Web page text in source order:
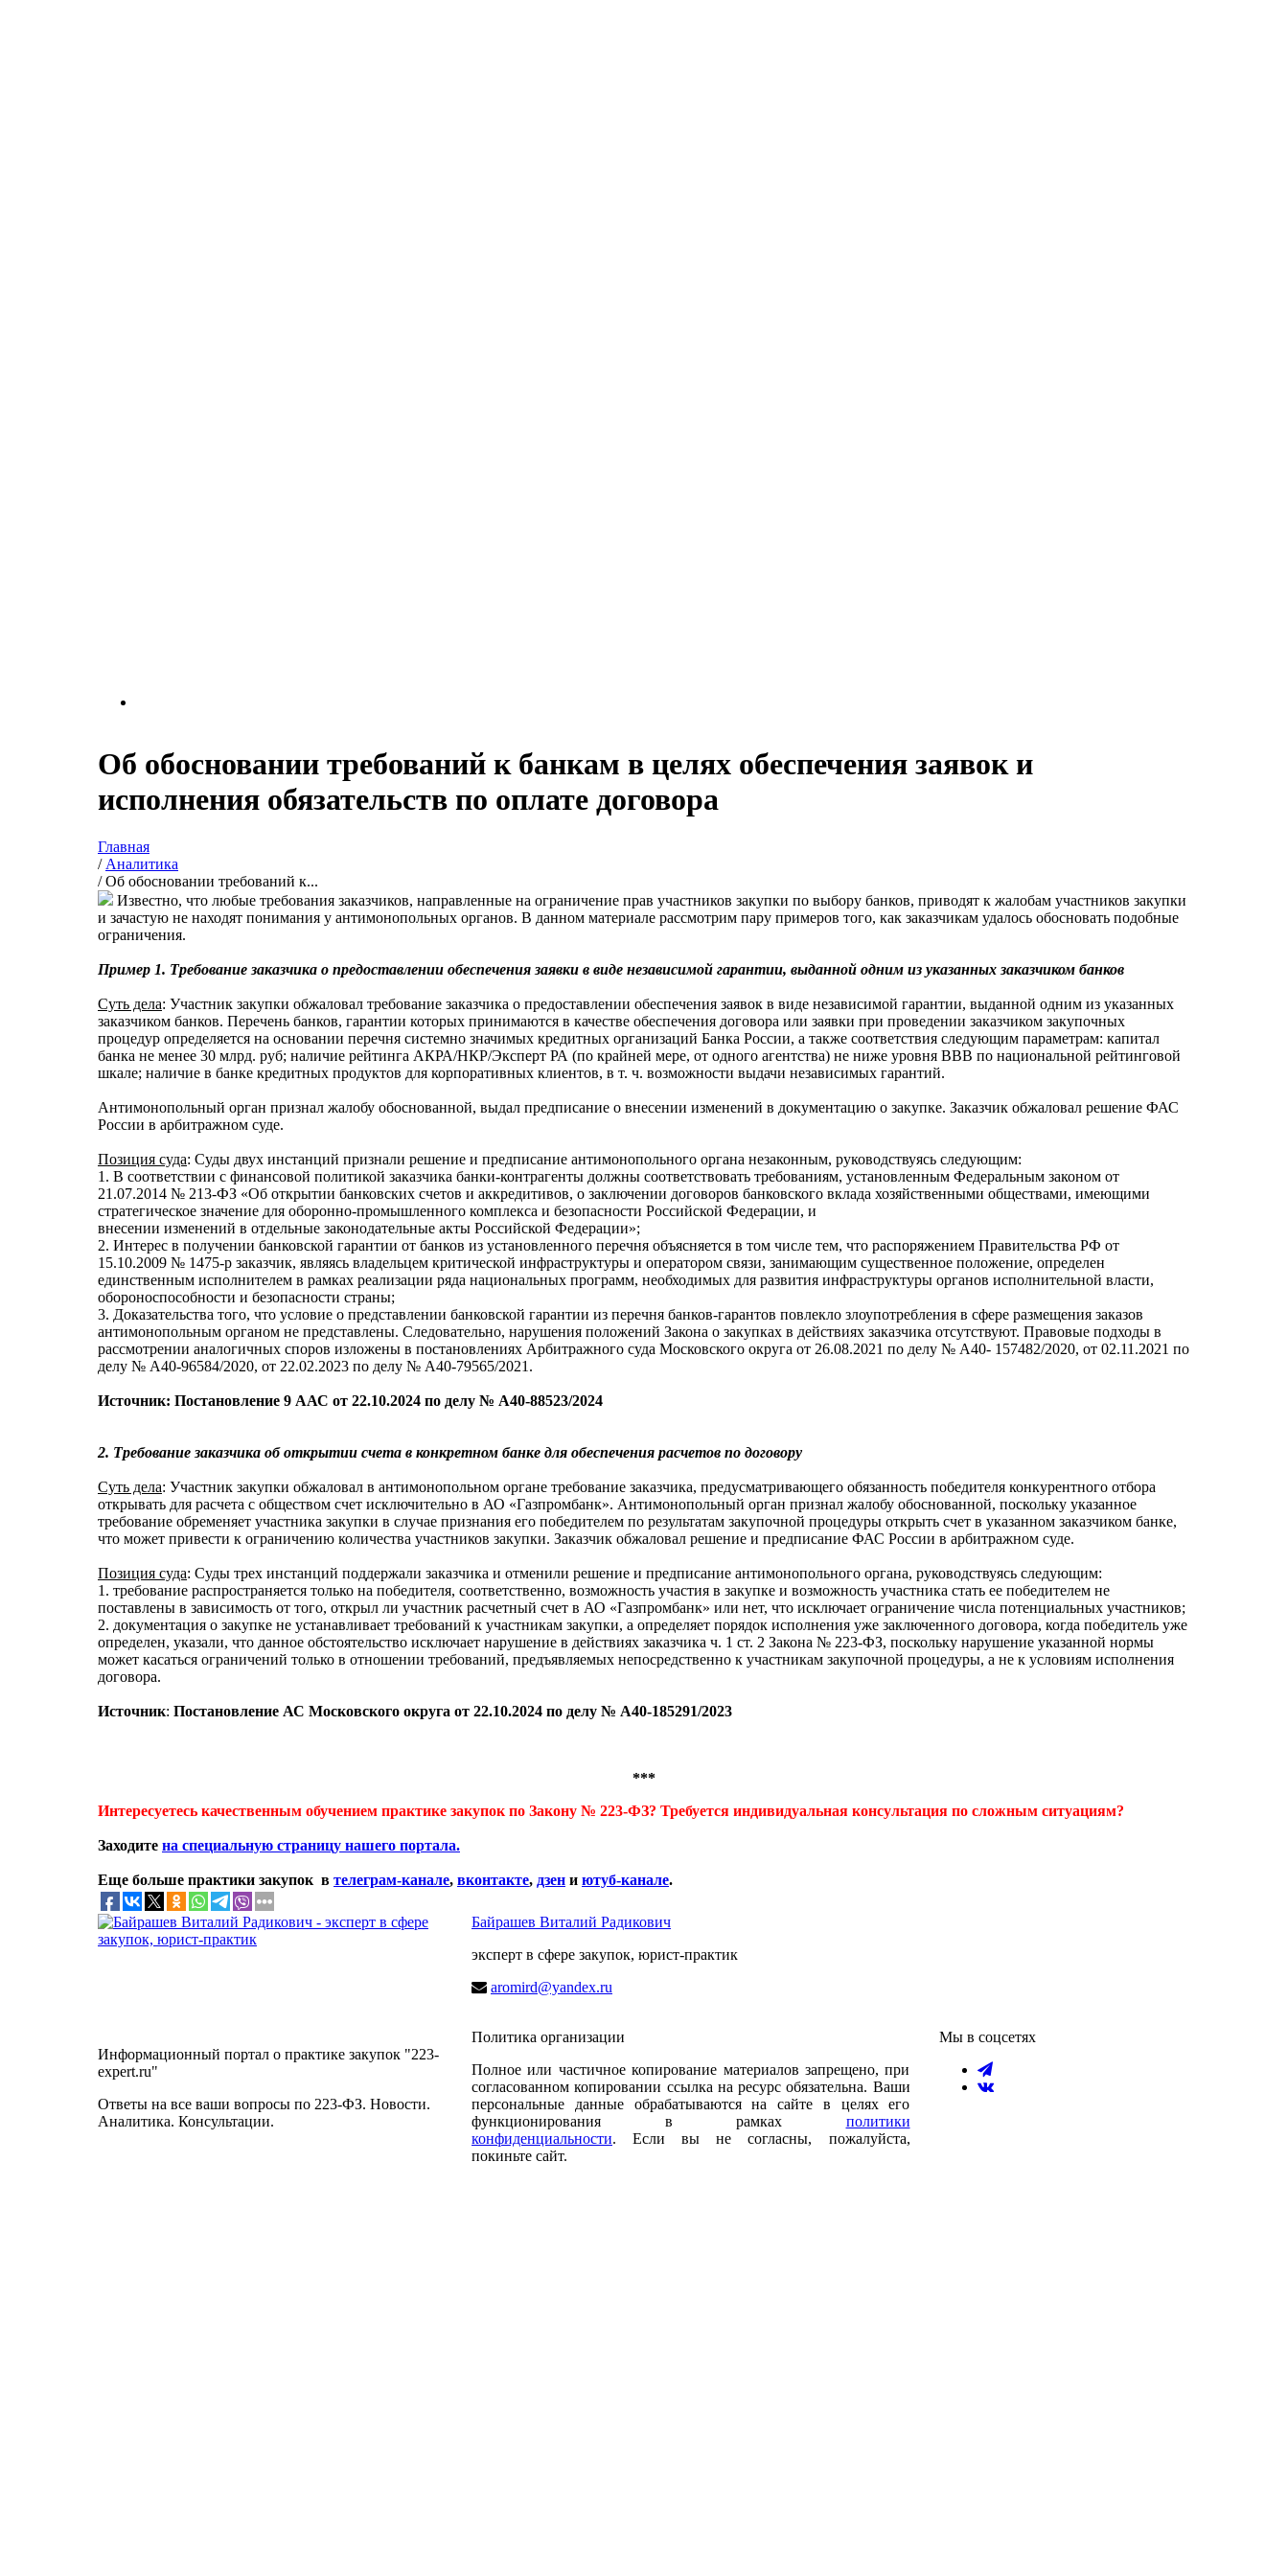
Об обосновании требований к банкам в целях обеспечения заявок и
исполнения обязательств по оплате договора
Главная
/ Аналитика
/ Об обосновании требований к...
Известно, что любые требования заказчиков, направленные на ограничение прав участников закупки по выбору банков, приводят к жалобам участников закупки
и зачастую не находят понимания у антимонопольных органов. В данном материале рассмотрим пару примеров того, как заказчикам удалось обосновать подобные
ограничения.
Пример 1. Требование заказчика о предоставлении обеспечения заявки в виде независимой гарантии, выданной одним из указанных заказчиком банков
Суть дела: Участник закупки обжаловал требование заказчика о предоставлении обеспечения заявок в виде независимой гарантии, выданной одним из указанных
заказчиком банков. Перечень банков, гарантии которых принимаются в качестве обеспечения договора или заявки при проведении заказчиком закупочных
процедур определяется на основании перечня системно значимых кредитных организаций Банка России, а также соответствия следующим параметрам: капитал
банка не менее 30 млрд. руб; наличие рейтинга АКРА/НКР/Эксперт РА (по крайней мере, от одного агентства) не ниже уровня ВВВ по национальной рейтинговой
шкале; наличие в банке кредитных продуктов для корпоративных клиентов, в т. ч. возможности выдачи независимых гарантий.
Антимонопольный орган признал жалобу обоснованной, выдал предписание о внесении изменений в документацию о закупке. Заказчик обжаловал решение ФАС
России в арбитражном суде.
Позиция суда: Суды двух инстанций признали решение и предписание антимонопольного органа незаконным, руководствуясь следующим:
1. В соответствии с финансовой политикой заказчика банки-контрагенты должны соответствовать требованиям, установленным Федеральным законом от
21.07.2014 № 213-ФЗ «Об открытии банковских счетов и аккредитивов, о заключении договоров банковского вклада хозяйственными обществами, имеющими
стратегическое значение для оборонно-промышленного комплекса и безопасности Российской Федерации, и
внесении изменений в отдельные законодательные акты Российской Федерации»;
2. Интерес в получении банковской гарантии от банков из установленного перечня объясняется в том числе тем, что распоряжением Правительства РФ от
15.10.2009 № 1475-р заказчик, являясь владельцем критической инфраструктуры и оператором связи, занимающим существенное положение, определен
единственным исполнителем в рамках реализации ряда национальных программ, необходимых для развития инфраструктуры органов исполнительной власти,
обороноспособности и безопасности страны;
3. Доказательства того, что условие о представлении банковской гарантии из перечня банков-гарантов повлекло злоупотребления в сфере размещения заказов
антимонопольным органом не представлены. Следовательно, нарушения положений Закона о закупках в действиях заказчика отсутствуют. Правовые подходы в
рассмотрении аналогичных споров изложены в постановлениях Арбитражного суда Московского округа от 26.08.2021 по делу № А40- 157482/2020, от 02.11.2021 по
делу № А40-96584/2020, от 22.02.2023 по делу № А40-79565/2021.
Источник: Постановление 9 ААС от 22.10.2024 по делу № А40-88523/2024
2. Требование заказчика об открытии счета в конкретном банке для обеспечения расчетов по договору
Суть дела: Участник закупки обжаловал в антимонопольном органе требование заказчика, предусматривающего обязанность победителя конкурентного отбора
открывать для расчета с обществом счет исключительно в АО «Газпромбанк». Антимонопольный орган признал жалобу обоснованной, поскольку указанное
требование обременяет участника закупки в случае признания его победителем по результатам закупочной процедуры открыть счет в указанном заказчиком банке,
что может привести к ограничению количества участников закупки. Заказчик обжаловал решение и предписание ФАС России в арбитражном суде.
Позиция суда: Суды трех инстанций поддержали заказчика и отменили решение и предписание антимонопольного органа, руководствуясь следующим:
1. требование распространяется только на победителя, соответственно, возможность участия в закупке и возможность участника стать ее победителем не
поставлены в зависимость от того, открыл ли участник расчетный счет в АО «Газпромбанк» или нет, что исключает ограничение числа потенциальных участников;
2. документация о закупке не устанавливает требований к участникам закупки, а определяет порядок исполнения уже заключенного договора, когда победитель уже
определен, указали, что данное обстоятельство исключает нарушение в действиях заказчика ч. 1 ст. 2 Закона № 223-ФЗ, поскольку нарушение указанной нормы
может касаться ограничений только в отношении требований, предъявляемых непосредственно к участникам закупочной процедуры, а не к условиям исполнения
договора.
Источник: Постановление АС Московского округа от 22.10.2024 по делу № А40-185291/2023
***
Интересуетесь качественным обучением практике закупок по Закону № 223-ФЗ? Требуется индивидуальная консультация по сложным ситуациям?
Заходите на специальную страницу нашего портала.
Еще больше практики закупок в телеграм-канале, вконтакте, дзен и ютуб-канале.
Байрашев Виталий Радикович
эксперт в сфере закупок, юрист-практик
aromird@yandex.ru
Информационный портал о практике закупок "223-
expert.ru"
Ответы на все ваши вопросы по 223-ФЗ. Новости.
Аналитика. Консультации.
Политика организации
Полное или частичное копирование материалов запрещено, при
согласованном копировании ссылка на ресурс обязательна. Ваши
персональные данные обрабатываются на сайте в целях его
функционирования в рамках политики
конфиденциальности.Если вы не согласны, пожалуйста,
покиньте сайт.
Мы в соцсетях